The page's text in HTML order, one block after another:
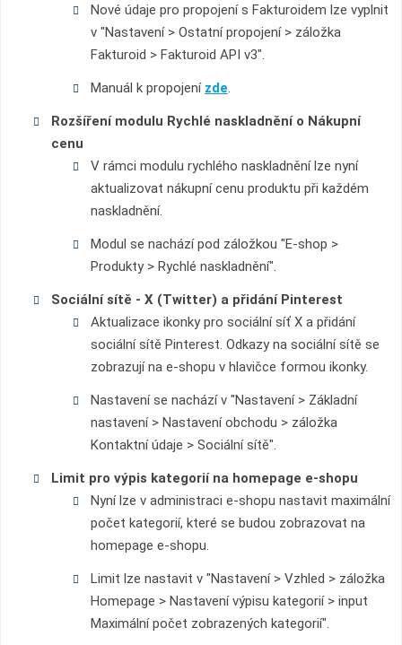
Nové údaje pro propojení s Fakturoidem lze vyplnit
v "Nastavení > Ostatní propojení > záložka
Fakturoid > Fakturoid API v3".
Manuál k propojení zde.
Rozšíření modulu Rychlé naskladnění o Nákupní
cenu
V rámci modulu rychlého naskladnění lze nyní
aktualizovat nákupní cenu produktu při každém
naskladnění.
Modul se nachází pod záložkou "E-shop >
Produkty > Rychlé naskladnění".
Sociální sítě - X (Twitter) a přidání Pinterest
Aktualizace ikonky pro sociální síť X a přidání
sociální sítě Pinterest. Odkazy na sociální sítě se
zobrazují na e-shopu v hlavičce formou ikonky.
Nastavení se nachází v "Nastavení > Základní
nastavení > Nastavení obchodu > záložka
Kontaktní údaje > Sociální sítě".
Limit pro výpis kategorií na homepage e-shopu
Nyní lze v administraci e-shopu nastavit maximální
počet kategorií, které se budou zobrazovat na
homepage e-shopu.
Limit lze nastavit v "Nastavení > Vzhled > záložka
Homepage > Nastavení výpisu kategorií > input
Maximální počet zobrazených kategorií".